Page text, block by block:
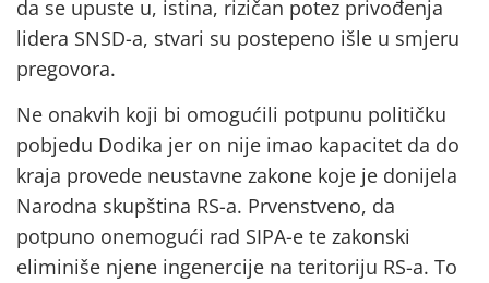
da se upuste u, istina, rizičan potez privođenja
lidera SNSD-a, stvari su postepeno išle u smjeru
pregovora.
Ne onakvih koji bi omogućili potpunu političku
pobjedu Dodika jer on nije imao kapacitet da do
kraja provede neustavne zakone koje je donijela
Narodna skupština RS-a. Prvenstveno, da
potpuno onemogući rad SIPA-e te zakonski
eliminiše njene ingenercije na teritoriju RS-a. To